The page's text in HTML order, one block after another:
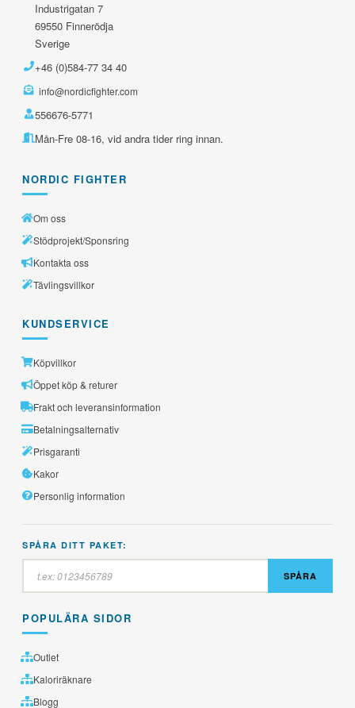
Industrigatan 7
69550 Finnerödja
Sverige
+46 (0)584-77 34 40
info@nordicfighter.com
556676-5771
Mån-Fre 08-16, vid andra tider ring innan.
NORDIC FIGHTER
Om oss
Stödprojekt/Sponsring
Kontakta oss
Tävlingsvillkor
KUNDSERVICE
Köpvillkor
Öppet köp & returer
Frakt och leveransinformation
Betalningsalternativ
Prisgaranti
Kakor
Personlig information
SPÅRA DITT PAKET:
SPÅRA
POPULÄRA SIDOR
Outlet
Kaloriräknare
Blogg